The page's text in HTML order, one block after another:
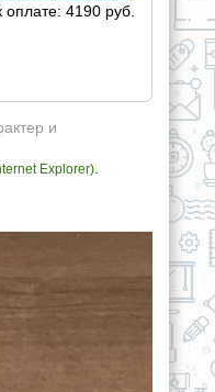
оплате: 4190 руб.
и
Explorer).